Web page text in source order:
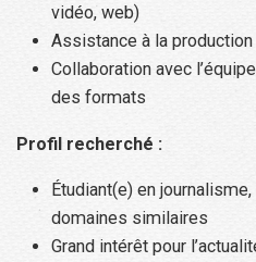
vidéo, web)
Assistance à la
Collaboration avec
des formats
Profil recherché :
Étudiant(e) en
domaines similaires
Grand intérêt pour